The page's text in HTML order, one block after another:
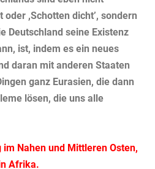
,Schotten dicht’, sondern
Deutschland seine Existenz
ist, indem es ein neues
daran mit anderen Staaten
ganz Eurasien, die dann
lösen, die uns alle
Nahen und Mittleren Osten,
Afrika.